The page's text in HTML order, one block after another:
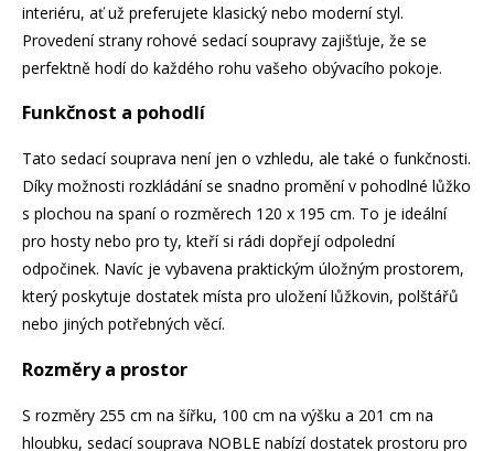
interiéru, ať už preferujete klasický nebo moderní styl.
Provedení strany rohové sedací soupravy zajišťuje, že se
perfektně hodí do každého rohu vašeho obývacího pokoje.
Funkčnost a pohodlí
Tato sedací souprava není jen o vzhledu, ale také o funkčnosti.
Díky možnosti rozkládání se snadno promění v pohodlné lůžko
s plochou na spaní o rozměrech 120 x 195 cm. To je ideální
pro hosty nebo pro ty, kteří si rádi dopřejí odpolední
odpočinek. Navíc je vybavena praktickým úložným prostorem,
který poskytuje dostatek místa pro uložení lůžkovin, polštářů
nebo jiných potřebných věcí.
Rozměry a prostor
S rozměry 255 cm na šířku, 100 cm na výšku a 201 cm na
hloubku, sedací souprava NOBLE nabízí dostatek prostoru pro